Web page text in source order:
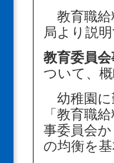
教育職給
局より説
教育委員
ついて、
幼稚園に
「教育職
事委員会
の均衡を